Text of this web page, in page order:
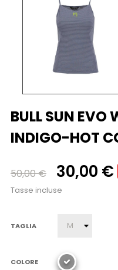
BULL SUN EVO
INDIGO-HOT
50,00 € 30,00 €
Tasse incluse
TAGLIA
COLORE